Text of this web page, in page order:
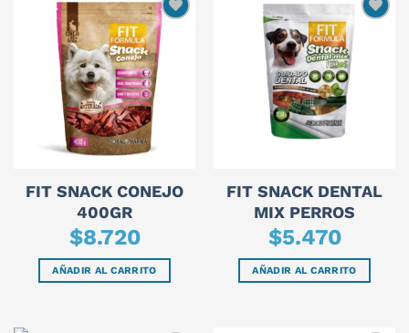
FIT SNACK CONEJO
400GR
$8.720
AÑADIR AL CARRITO
FIT SNACK DENTAL
MIX PERROS
$5.470
AÑADIR AL CARRITO